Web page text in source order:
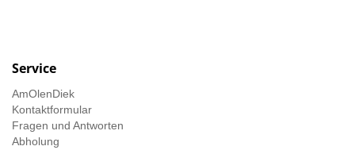
Service
AmOlenDiek
Kontaktformular
Fragen und Antworten
Abholung